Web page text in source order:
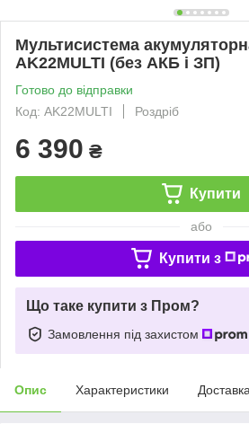
Мультисистема
AK22MULTI (без АКБ і ЗП)
Готово до відправки
Код: AK22MULTI
Роздріб
6 390 ₴
Купити
або
Купити з
Що таке купити з Пром?
Замовлення під захистом
Опис Характеристики Доставка